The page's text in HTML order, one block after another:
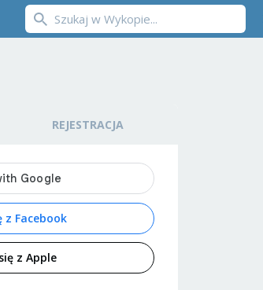
REJESTRACJA
z Facebook
z Apple